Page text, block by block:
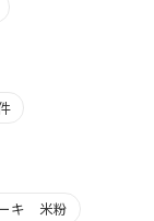
キ 米粉